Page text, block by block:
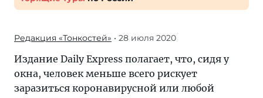
Редакция «Тонкостей» • 28 июля 2020
Издание Daily Express полагает, что, сидя у
окна, человек меньше всего рискует
заразиться коронавирусной или любой